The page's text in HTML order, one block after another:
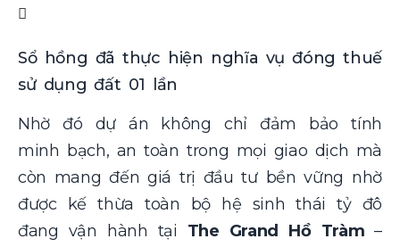
Sổ hồng đã thực hiện nghĩa vụ đóng thuế
sử dụng đất 01 lần
Nhờ đó dự án không chỉ đảm bảo tính
minh bạch, an toàn trong mọi giao dịch mà
còn mang đến giá trị đầu tư bền vững nhờ
được kế thừa toàn bộ hệ sinh thái tỷ đô
đang vận hành tại The Grand Hồ Tràm –